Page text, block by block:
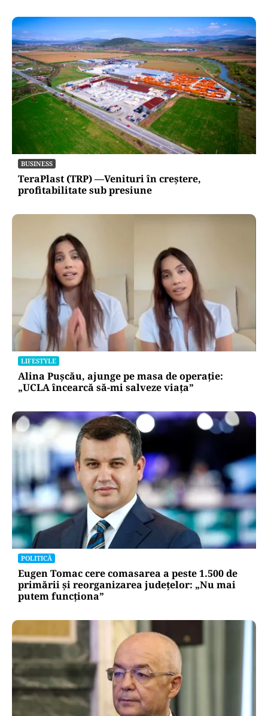
BUSINESS
TeraPlast (TRP) —Venituri în creștere,
profitabilitate sub presiune
LIFESTYLE
Alina Pușcău, ajunge pe masa de operație:
„UCLA încearcă să-mi salveze viața”
POLITICĂ
Eugen Tomac cere comasarea a peste 1.500 de
primării și reorganizarea județelor: „Nu mai
putem funcționa”